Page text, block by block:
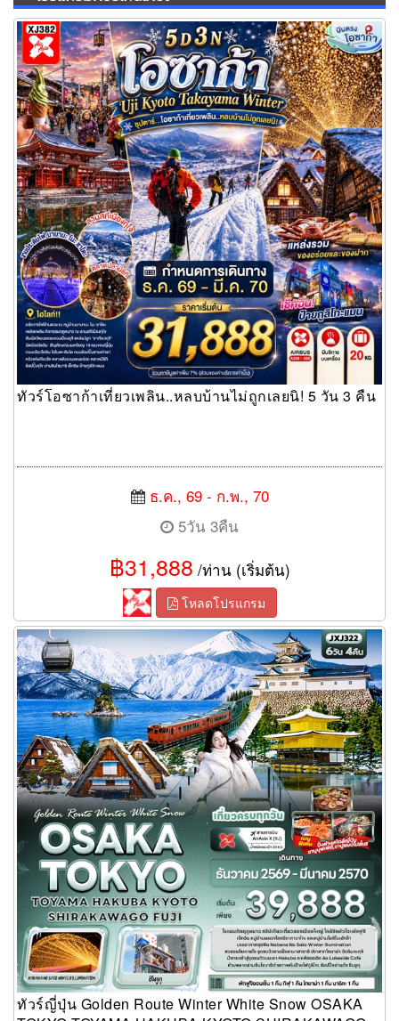
ทัวร์โอซาก้าเที่ยวเพลิน..หลบบ้านไม่ถูกเลยนิ! 5 วัน 3 คืน
ทัวร์โอซาก้าเที่ยวเพลิน..หลบบ้านไม่ถูกเลยนิ! 5 วัน 3 คืน
ธ.ค., 69 - ก.พ., 70
5วัน 3คืน
฿31,888 /ท่าน (เริ่มต้น)
โหลดโปรแกรม
ทัวร์ญี่ปุ่น Golden Route Winter White Snow OSAKA TOKYO
TOYAMA HAKUBA KYOTO SHIRAKAWAGO FUJI 6 วัน 4 คืน
ทัวร์ญี่ปุ่น Golden Route Winter White Snow OSAKA